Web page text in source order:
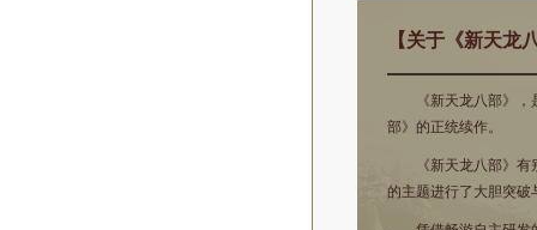
【关于《新天龙
《新天龙八部》，
部》的正统续作。
《新天龙八部》有
的主题进行了大胆突破